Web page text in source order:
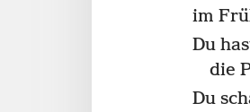
im
Du
die
Du